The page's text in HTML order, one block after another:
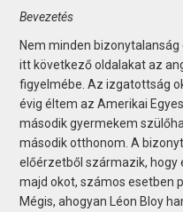
Bevezetés
Nem minden
itt következő oldalakat az
figyelmébe. Az izgatottság
évig éltem az Amerikai
második gyermekem
második otthonom. A
előérzetből származik,
majd okot, számos esetben
Mégis, ahogyan Léon Bloy